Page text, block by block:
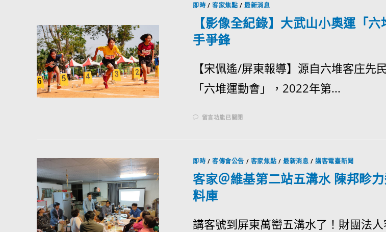
即時 /客家焦點 /最新消息
【影像全紀錄】大武山小奧運「
手爭鋒
【宋佩遙/屏東報導】源自六堆客庄先
「六堆運動會」，2022年第...
留言功能已關閉
即時 /客傳會公告 / 客家焦點 /最新消息 /講客電臺新聞
客家＠維基第二站五溝水 陳邦畛
料庫
講客號到屏東萬巒五溝水了！財團法